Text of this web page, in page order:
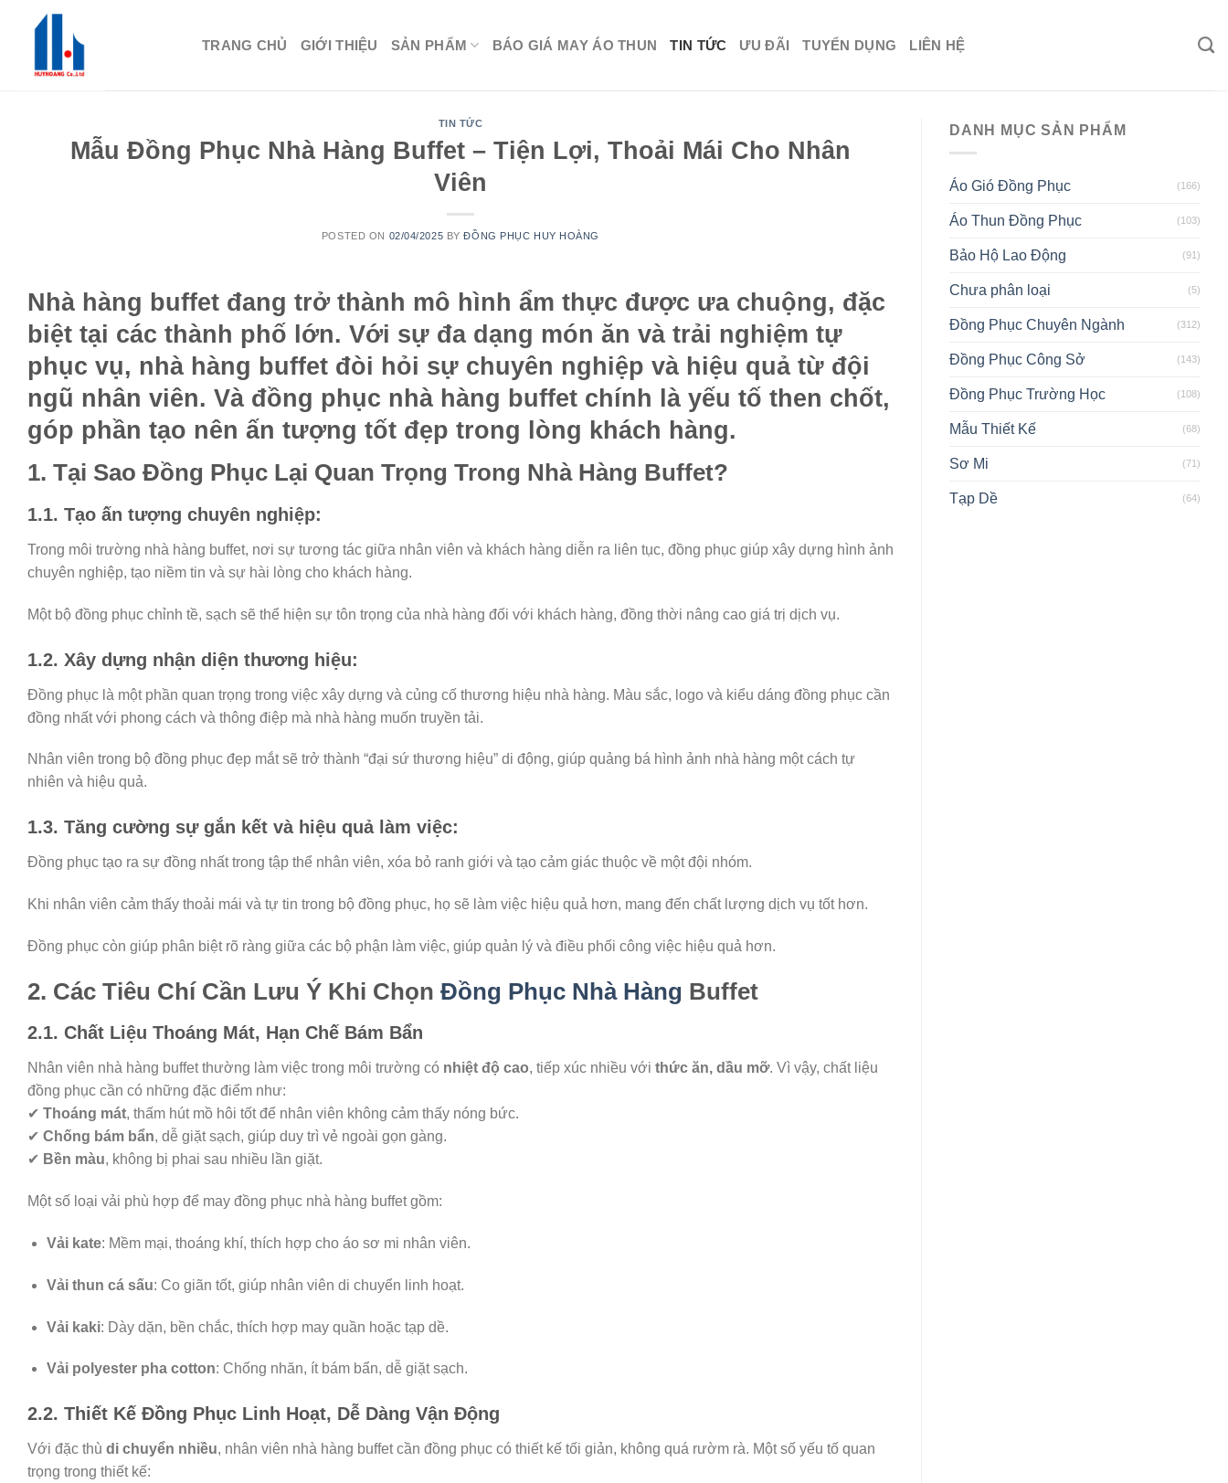
TRANG CHỦ GIỚI THIỆU SẢN PHẨM BÁO GIÁ MAY ÁO THUN TIN TỨC ƯU ĐÃI TUYỂN DỤNG LIÊN HỆ
TIN TỨC
Mẫu Đồng Phục Nhà Hàng Buffet – Tiện Lợi, Thoải Mái Cho Nhân
Viên
POSTED ON 02/04/2025 BYĐỒNG PHỤC HUY HOÀNG
Nhà hàng buffet đang trở thành mô hình ẩm thực được ưa chuộng, đặc
biệt tại các thành phố lớn. Với sự đa dạng món ăn và trải nghiệm tự
phục vụ, nhà hàng buffet đòi hỏi sự chuyên nghiệp và hiệu quả từ đội
ngũ nhân viên. Và đồng phục nhà hàng buffet chính là yếu tố then chốt,
góp phần tạo nên ấn tượng tốt đẹp trong lòng khách hàng.
1. Tại Sao Đồng Phục Lại Quan Trọng Trong Nhà Hàng Buffet?
1.1. Tạo ấn tượng chuyên nghiệp:
Trong môi trường nhà hàng buffet, nơi sự tương tác giữa nhân viên và khách hàng diễn ra liên tục, đồng phục giúp xây dựng hình ảnh
chuyên nghiệp, tạo niềm tin và sự hài lòng cho khách hàng.
Một bộ đồng phục chỉnh tề, sạch sẽ thể hiện sự tôn trọng của nhà hàng đối với khách hàng, đồng thời nâng cao giá trị dịch vụ.
1.2. Xây dựng nhận diện thương hiệu:
Đồng phục là một phần quan trọng trong việc xây dựng và củng cố thương hiệu nhà hàng. Màu sắc, logo và kiểu dáng đồng phục cần
đồng nhất với phong cách và thông điệp mà nhà hàng muốn truyền tải.
Nhân viên trong bộ đồng phục đẹp mắt sẽ trở thành “đại sứ thương hiệu” di động, giúp quảng bá hình ảnh nhà hàng một cách tự
nhiên và hiệu quả.
1.3. Tăng cường sự gắn kết và hiệu quả làm việc:
Đồng phục tạo ra sự đồng nhất trong tập thể nhân viên, xóa bỏ ranh giới và tạo cảm giác thuộc về một đội nhóm.
Khi nhân viên cảm thấy thoải mái và tự tin trong bộ đồng phục, họ sẽ làm việc hiệu quả hơn, mang đến chất lượng dịch vụ tốt hơn.
Đồng phục còn giúp phân biệt rõ ràng giữa các bộ phận làm việc, giúp quản lý và điều phối công việc hiệu quả hơn.
2. Các Tiêu Chí Cần Lưu Ý Khi Chọn Đồng Phục Nhà Hàng Buffet
2.1. Chất Liệu Thoáng Mát, Hạn Chế Bám Bẩn
Nhân viên nhà hàng buffet thường làm việc trong môi trường có nhiệt độ cao, tiếp xúc nhiều với thức ăn, dầu mỡ. Vì vậy, chất liệu
đồng phục cần có những đặc điểm như:
✔ Thoáng mát, thấm hút mồ hôi tốt để nhân viên không cảm thấy nóng bức.
✔ Chống bám bẩn, dễ giặt sạch, giúp duy trì vẻ ngoài gọn gàng.
✔ Bền màu, không bị phai sau nhiều lần giặt.
Một số loại vải phù hợp để may đồng phục nhà hàng buffet gồm:
Vải kate: Mềm mại, thoáng khí, thích hợp cho áo sơ mi nhân viên.
Vải thun cá sấu: Co giãn tốt, giúp nhân viên di chuyển linh hoạt.
Vải kaki: Dày dặn, bền chắc, thích hợp may quần hoặc tạp dề.
Vải polyester pha cotton: Chống nhăn, ít bám bẩn, dễ giặt sạch.
2.2. Thiết Kế Đồng Phục Linh Hoạt, Dễ Dàng Vận Động
Với đặc thù di chuyển nhiều, nhân viên nhà hàng buffet cần đồng phục có thiết kế tối giản, không quá rườm rà. Một số yếu tố quan
trọng trong thiết kế:
DANH MỤC SẢN PHẨM
Áo Gió Đồng Phục (166)
Áo Thun Đồng Phục (103)
Bảo Hộ Lao Động (91)
Chưa phân loại (5)
Đồng Phục Chuyên Ngành (312)
Đồng Phục Công Sở (143)
Đồng Phục Trường Học (108)
Mẫu Thiết Kế (68)
Sơ Mi (71)
Tạp Dề (64)